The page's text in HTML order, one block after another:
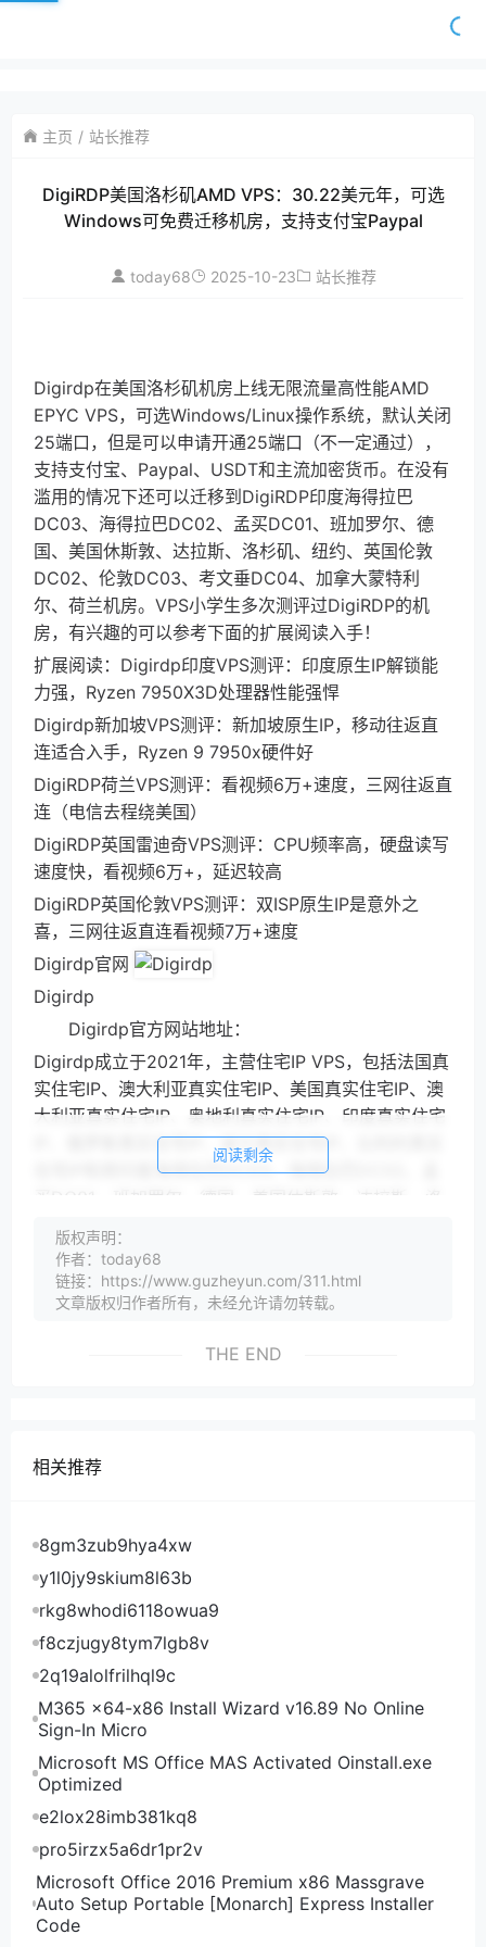
主页 站长推荐
DigiRDP美国洛杉矶AMD VPS：30.22美元年，可选
Windows可免费迁移机房，支持支付宝Paypal
today68 2025-10-23 站长推荐
Digirdp在美国洛杉矶机房上线无限流量高性能AMD
EPYC VPS，可选Windows/Linux操作系统，默认关闭
25端口，但是可以申请开通25端口（不一定通过），
支持支付宝、Paypal、USDT和主流加密货币。在没有
滥用的情况下还可以迁移到DigiRDP印度海得拉巴
DC03、海得拉巴DC02、孟买DC01、班加罗尔、德
国、美国休斯敦、达拉斯、洛杉矶、纽约、英国伦敦
DC02、伦敦DC03、考文垂DC04、加拿大蒙特利
尔、荷兰机房。VPS小学生多次测评过DigiRDP的机
房，有兴趣的可以参考下面的扩展阅读入手！
扩展阅读：Digirdp印度VPS测评：印度原生IP解锁能
力强，Ryzen 7950X3D处理器性能强悍
Digirdp新加坡VPS测评：新加坡原生IP，移动往返直
连适合入手，Ryzen 9 7950x硬件好
DigiRDP荷兰VPS测评：看视频6万+速度，三网往返直
连（电信去程绕美国）
DigiRDP英国雷迪奇VPS测评：CPU频率高，硬盘读写
速度快，看视频6万+，延迟较高
DigiRDP英国伦敦VPS测评：双ISP原生IP是意外之
喜，三网往返直连看视频7万+速度
Digirdp官网
Digirdp
Digirdp官方网站地址：
Digirdp成立于2021年，主营住宅IP VPS，包括法国真
实住宅IP、澳大利亚真实住宅IP、美国真实住宅IP、澳
大利亚真实住宅IP、奥地利真实住宅IP、印度真实住宅
IP、俄罗斯真实住宅IP、波兰真实住宅IP、比利时真实
住宅IP和荷印度海得拉巴DC03、海得拉巴DC02、孟
买DC01、班加罗尔、德国、美国休斯敦、达拉斯、洛
杉矶、纽约、英国伦敦DC02、伦敦DC03、考文垂
DC04、加拿大蒙特利尔、荷兰机房的Linux VPS、
Windows VPS业务。
Digirdp优惠促销活动
Digirdp美国VPS，AMD EPYC处理器，DDR4内存，
核 4G 80GB SSD WKP480C1NE 5.1美元/月 点此购买
注意不要瞎填资料，如果瞎填资料被判定为“欺诈”的
话，可以发工单申请验证。所有机器下单2小时内开
通，银行卡/Paypal付款24小时内开通。支持退款，但
是要扣除网关费用。
Digirdp机房测试
Digirdp美国洛杉矶机房测试IP及测速文件地址：
Digirdp所有机房测试IP及测速文件地址：
阅读剩余
版权声明：
作者：today68
链接：https://www.guzheyun.com/311.html
文章版权归作者所有，未经允许请勿转载。
THE END
相关推荐
8gm3zub9hya4xw
y1l0jy9skium8l63b
rkg8whodi6118owua9
f8czjugy8tym7lgb8v
2q19alolfrilhql9c
M365 x64-x86 Install Wizard v16.89 No Online
Sign-In Micro
Microsoft MS Office MAS Activated Oinstall.exe
Optimized
e2lox28imb381kq8
pro5irzx5a6dr1pr2v
Microsoft Office 2016 Premium x86 Massgrave
Auto Setup Portable [Monarch] Express Installer
Code